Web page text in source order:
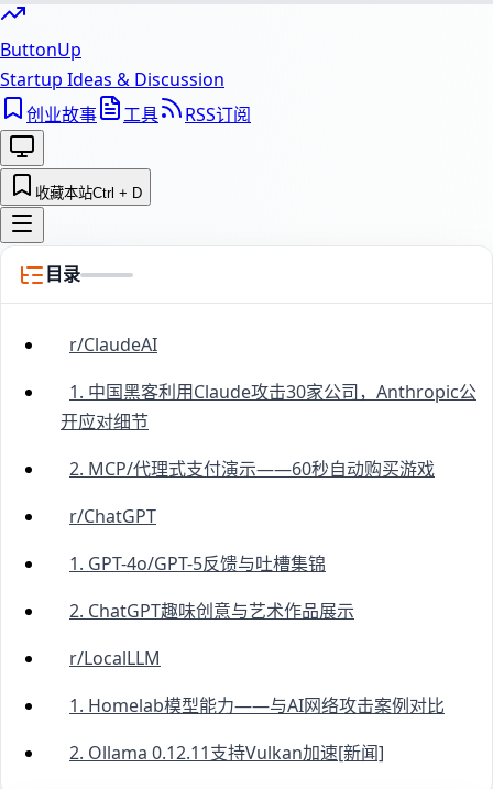
ButtonUp
Startup Ideas & Discussion
创业故事
工具 RSS订阅
收藏本站Ctrl + D
目录
r/ClaudeAI
1. 中国黑客利用Claude攻击30家公司，Anthropic公
开应对细节
2. MCP/代理式支付演示——60秒自动购买游戏
r/ChatGPT
1. GPT-4o/GPT-5反馈与吐槽集锦
2. ChatGPT趣味创意与艺术作品展示
r/LocalLLM
1. Homelab模型能力——与AI网络攻击案例对比
2. Ollama 0.12.11支持Vulkan加速[新闻]